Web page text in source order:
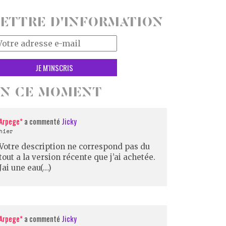
D'INFORMATION
CE MOMENT
a commenté Jicky
hier
description ne correspond pas du
a la version récente que j’ai achetée.
une eau(…)
a commenté Jicky